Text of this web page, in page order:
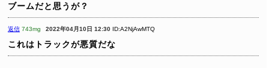
ブームだと思うが？
返信 743mg 2022年04月10日 12:30 ID:A2NjAwMTQ
これはトラックが悪質だな